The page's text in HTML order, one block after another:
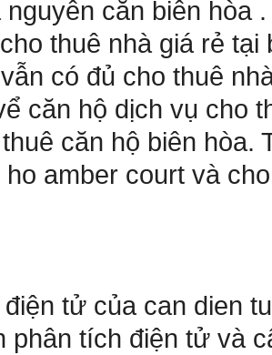
nguyên căn biên hòa
cho thuê nhà giá rẻ tại
có đủ cho thuê
căn hộ dịch vụ cho
căn hộ biên hòa.
amber court và
điện tử của can dien tu
phân tích điện tử và